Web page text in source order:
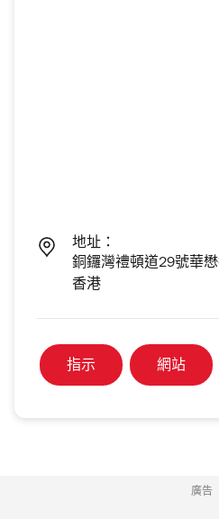
地址：
銅鑼灣禮頓道29號華
香港
指示 網站
廣告